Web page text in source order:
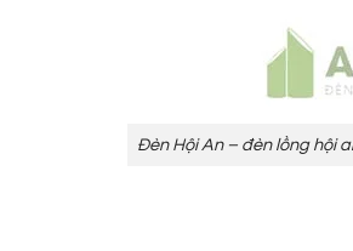
Đèn Hội An – đèn lồng hội